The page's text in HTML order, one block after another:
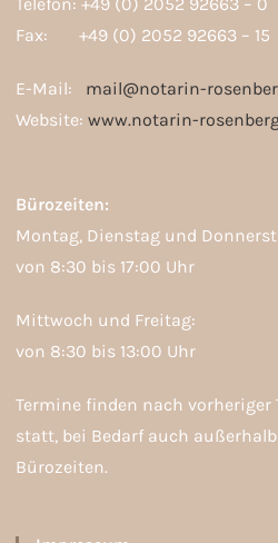
Telefon: +49 (0) 2052 92663 – 0
Fax: +49 (0) 2052 92663 – 15
E-Mail: mail@notarin-
Website: www.notarin-
Bürozeiten:
Montag, Dienstag und
von 8:30 bis 17:00 Uhr
Mittwoch und Freitag:
von 8:30 bis 13:00 Uhr
Termine finden nach
statt, bei Bedarf auch
Bürozeiten.